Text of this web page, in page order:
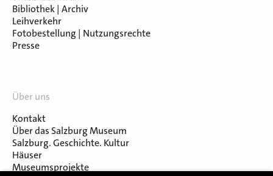
Bibliothek | Archiv
Leihverkehr
Fotobestellung | Nutzungsrechte
Presse
Über uns
Kontakt
Über das Salzburg Museum
Salzburg. Geschichte. Kultur
Häuser
Museumsprojekte